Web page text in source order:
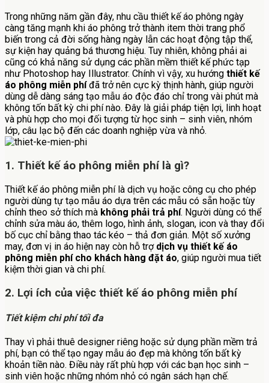
Trong những năm gần đây, nhu cầu thiết kế áo phông ngày
càng tăng mạnh khi áo phông trở thành item thời trang phổ
biến trong cả đời sống hàng ngày lẫn các hoạt động tập thể,
sự kiện hay quảng bá thương hiệu. Tuy nhiên, không phải ai
cũng có khả năng sử dụng các phần mềm thiết kế phức tạp
như Photoshop hay Illustrator. Chính vì vậy, xu hướng thiết kế
áo phông miễn phíđã trở nên cực kỳ thịnh hành, giúp người
dùng dễ dàng sáng tạo mẫu áo độc đáo chỉ trong vài phút mà
không tốn bất kỳ chi phí nào. Đây là giải pháp tiện lợi, linh hoạt
và phù hợp cho mọi đối tượng từ học sinh – sinh viên, nhóm
lớp, câu lạc bộ đến các doanh nghiệp vừa và nhỏ.
1. Thiết kế áo phông miễn phí là gì?
Thiết kế áo phông miễn phí là dịch vụ hoặc công cụ cho phép
người dùng tự tạo mẫu áo dựa trên các mẫu có sẵn hoặc tùy
chỉnh theo sở thích mà không phải trả phí. Người dùng có thể
chỉnh sửa màu áo, thêm logo, hình ảnh, slogan, icon và thay đổi
bố cục chỉ bằng thao tác kéo – thả đơn giản. Một số xưởng
may, đơn vị in áo hiện nay còn hỗ trợ dịch vụ thiết kế áo
phông miễn phí cho khách hàng đặt áo, giúp người mua tiết
kiệm thời gian và chi phí.
2. Lợi ích của việc thiết kế áo phông miễn phí
Tiết kiệm chi phí tối đa
Thay vì phải thuê designer riêng hoặc sử dụng phần mềm trả
phí, bạn có thể tạo ngay mẫu áo đẹp mà không tốn bất kỳ
khoản tiền nào. Điều này rất phù hợp với các bạn học sinh –
sinh viên hoặc những nhóm nhỏ có ngân sách hạn chế.